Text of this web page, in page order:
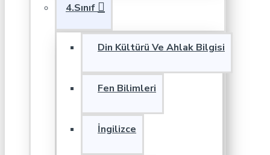
4.Sınıf
Din Kültürü Ve Ahlak Bilgisi
Fen Bilimleri
İngilizce